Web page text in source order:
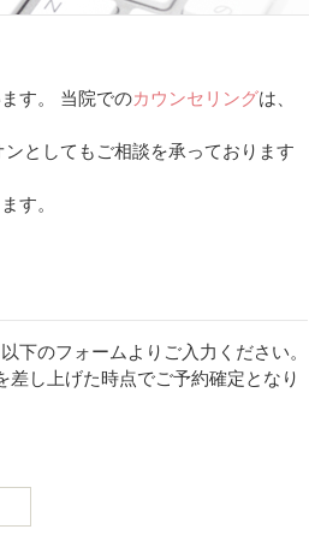
す。 当院でのカウンセリングは、
ンとしてもご相談を承っております
す。
下のフォームよりご入力ください。
し上げた時点でご予約確定となり